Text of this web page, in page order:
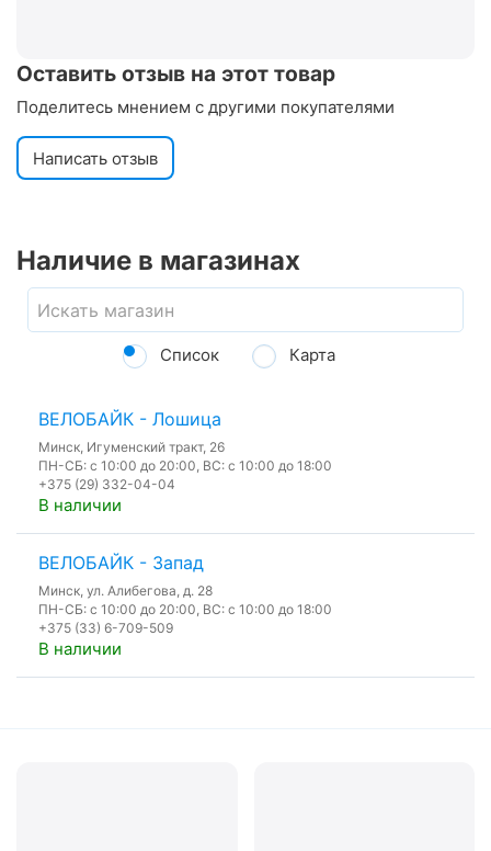
Оставить отзыв на этот товар
Поделитесь мнением с другими покупателями
Написать отзыв
Наличие в магазинах
Список Карта
ВЕЛОБАЙК - Лошица
Минск, Игуменский тракт, 26
ПН-СБ: с 10:00 до 20:00, ВС: с 10:00 до 18:00
+375 (29) 332-04-04
В наличии
ВЕЛОБАЙК - Запад
Минск, ул. Алибегова, д. 28
ПН-СБ: с 10:00 до 20:00, ВС: с 10:00 до 18:00
+375 (33) 6-709-509
В наличии